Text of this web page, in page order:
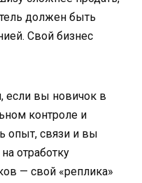
должен быть
Свой бизнес
если вы новичок в
контроле и
опыт, связи и вы
отработку
— свой «реплика»